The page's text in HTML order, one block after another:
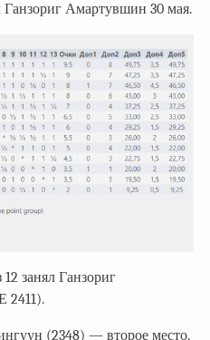
Амартувшин 30 мая.
занял Ганзориг
2411).
(2348) — второе место.